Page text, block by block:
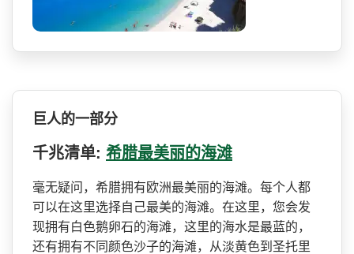
巨人的一部分
千兆清单: 希腊最美丽的海滩
毫无疑问，希腊拥有欧洲最美­丽的海滩。每个人都
可以在这里选择自己最美的海滩。­在这里，您会发
现拥有白色鹅卵石的海滩，这里的海水­是最蓝的，
还有拥有不同颜色沙子的海滩，从淡黄色到­圣托里